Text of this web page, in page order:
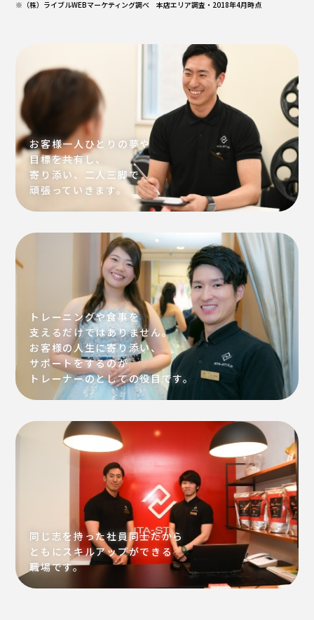
※（株）ライブルWEBマーケティング調べ 本店エリア調査・2018年4月時点
お客様一人ひとりの夢や
目標を共有し、
寄り添い、二人三脚で
頑張っていきます。
トレーニングや食事を
支えるだけではありません。
お客様の人生に寄り添い、
サポートをするのが
トレーナーのとしての役目です。
同じ志を持った社員同士だから
ともにスキルアップができる
職場です。